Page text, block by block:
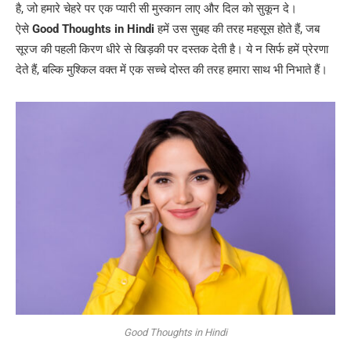
है, जो हमारे चेहरे पर एक प्यारी सी मुस्कान लाए और दिल को सुकून दे।
ऐसेGood Thoughts in Hindi हमें उस सुबह की तरह महसूस होते हैं, जब
सूरज की पहली किरण धीरे से खिड़की पर दस्तक देती है। ये न सिर्फ हमें प्रेरणा
देते हैं, बल्कि मुश्किल वक्त में एक सच्चे दोस्त की तरह हमारा साथ भी निभाते हैं।
Good Thoughts in Hindi